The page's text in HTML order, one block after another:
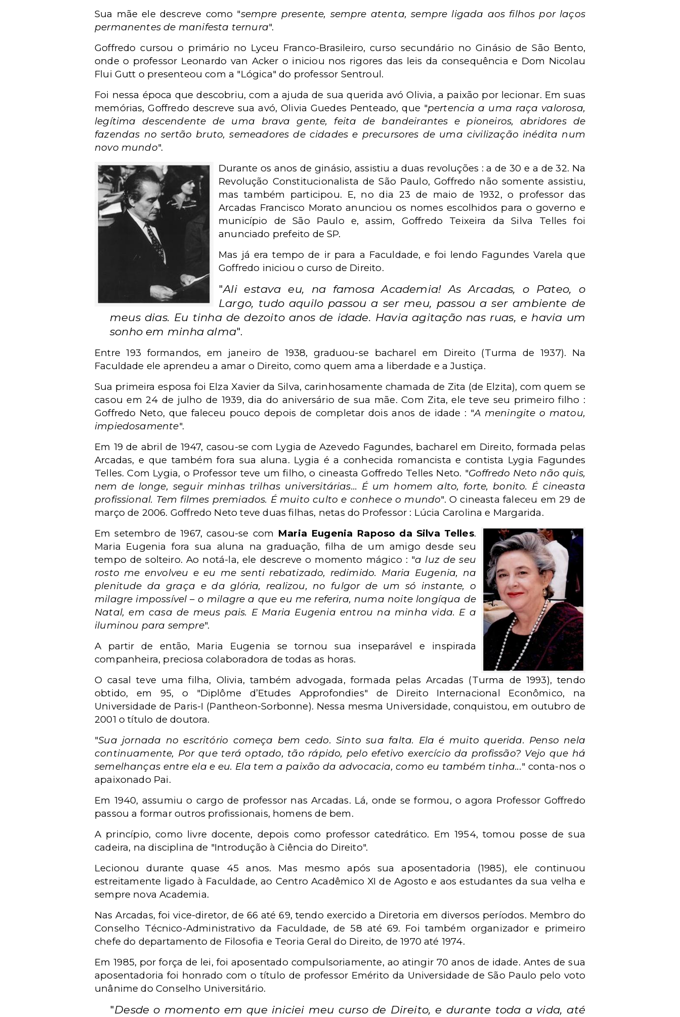
Sua mãe ele descreve como "sempre presente, sempre atenta, sempre ligada aos filhos por laços
permanentes de manifesta ternura".
Goffredo cursou o primário no Lyceu Franco-Brasileiro, curso secundário no Ginásio de São Bento,
onde o professor Leonardo van Acker o iniciou nos rigores das leis da consequência e Dom Nicolau
Flui Gutt o presenteou com a "Lógica" do professor Sentroul.
Foi nessa época que descobriu, com a ajuda de sua querida avó Olivia, a paixão por lecionar. Em suas
memórias, Goffredo descreve sua avó, Olivia Guedes Penteado, que "pertencia a uma raça valorosa,
legítima descendente de uma brava gente, feita de bandeirantes e pioneiros, abridores de
fazendas no sertão bruto, semeadores de cidades e precursores de uma civilização inédita num
novo mundo".
Durante os anos de ginásio, assistiu a duas revoluções : a de 30 e a de 32. Na
Revolução Constitucionalista de São Paulo, Goffredo não somente assistiu,
mas também participou. E, no dia 23 de maio de 1932, o professor das
Arcadas Francisco Morato anunciou os nomes escolhidos para o governo e
município de São Paulo e, assim, Goffredo Teixeira da Silva Telles foi
anunciado prefeito de SP.
Mas já era tempo de ir para a Faculdade, e foi lendo Fagundes Varela que
Goffredo iniciou o curso de Direito.
"Ali estava eu, na famosa Academia! As Arcadas, o Pateo, o
Largo, tudo aquilo passou a ser meu, passou a ser ambiente de
meus dias. Eu tinha de dezoito anos de idade. Havia agitação nas ruas, e havia um
sonho em minha alma".
Entre 193 formandos, em janeiro de 1938, graduou-se bacharel em Direito (Turma de 1937). Na
Faculdade ele aprendeu a amar o Direito, como quem ama a liberdade e a Justiça.
Sua primeira esposa foi Elza Xavier da Silva, carinhosamente chamada de Zita (de Elzita), com quem se
casou em 24 de julho de 1939, dia do aniversário de sua mãe. Com Zita, ele teve seu primeiro filho :
Goffredo Neto, que faleceu pouco depois de completar dois anos de idade : "A meningite o matou,
impiedosamente".
Em 19 de abril de 1947, casou-se com Lygia de Azevedo Fagundes, bacharel em Direito, formada pelas
Arcadas, e que também fora sua aluna. Lygia é a conhecida romancista e contista Lygia Fagundes
Telles. Com Lygia, o Professor teve um filho, o cineasta Goffredo Telles Neto. "Goffredo Neto não quis,
nem de longe, seguir minhas trilhas universitárias... É um homem alto, forte, bonito. É cineasta
profissional. Tem filmes premiados. É muito culto e conhece o mundo". O cineasta faleceu em 29 de
março de 2006. Goffredo Neto teve duas filhas, netas do Professor : Lúcia Carolina e Margarida.
Em setembro de 1967, casou-se com Maria Eugenia Raposo da Silva Telles.
Maria Eugenia fora sua aluna na graduação, filha de um amigo desde seu
tempo de solteiro. Ao notá-la, ele descreve o momento mágico : "a luz de seu
rosto me envolveu e eu me senti rebatizado, redimido. Maria Eugenia, na
plenitude da graça e da glória, realizou, no fulgor de um só instante, o
milagre impossível – o milagre a que eu me referira, numa noite longíqua de
Natal, em casa de meus pais. E Maria Eugenia entrou na minha vida. E a
iluminou para sempre".
A partir de então, Maria Eugenia se tornou sua inseparável e inspirada
companheira, preciosa colaboradora de todas as horas.
O casal teve uma filha, Olivia, também advogada, formada pelas Arcadas (Turma de 1993), tendo
obtido, em 95, o "Diplôme d’Etudes Approfondies" de Direito Internacional Econômico, na
Universidade de Paris-I (Pantheon-Sorbonne). Nessa mesma Universidade, conquistou, em outubro de
2001 o título de doutora.
"Sua jornada no escritório começa bem cedo. Sinto sua falta. Ela é muito querida. Penso nela
continuamente, Por que terá optado, tão rápido, pelo efetivo exercício da profissão? Vejo que há
semelhanças entre ela e eu. Ela tem a paixão da advocacia, como eu também tinha..." conta-nos o
apaixonado Pai.
Em 1940, assumiu o cargo de professor nas Arcadas. Lá, onde se formou, o agora Professor Goffredo
passou a formar outros profissionais, homens de bem.
A princípio, como livre docente, depois como professor catedrático. Em 1954, tomou posse de sua
cadeira, na disciplina de "Introdução à Ciência do Direito".
Lecionou durante quase 45 anos. Mas mesmo após sua aposentadoria (1985), ele continuou
estreitamente ligado à Faculdade, ao Centro Acadêmico XI de Agosto e aos estudantes da sua velha e
sempre nova Academia.
Nas Arcadas, foi vice-diretor, de 66 até 69, tendo exercido a Diretoria em diversos períodos. Membro do
Conselho Técnico-Administrativo da Faculdade, de 58 até 69. Foi também organizador e primeiro
chefe do departamento de Filosofia e Teoria Geral do Direito, de 1970 até 1974.
Em 1985, por força de lei, foi aposentado compulsoriamente, ao atingir 70 anos de idade. Antes de sua
aposentadoria foi honrado com o título de professor Emérito da Universidade de São Paulo pelo voto
unânime do Conselho Universitário.
"Desde o momento em que iniciei meu curso de Direito, e durante toda a vida, até